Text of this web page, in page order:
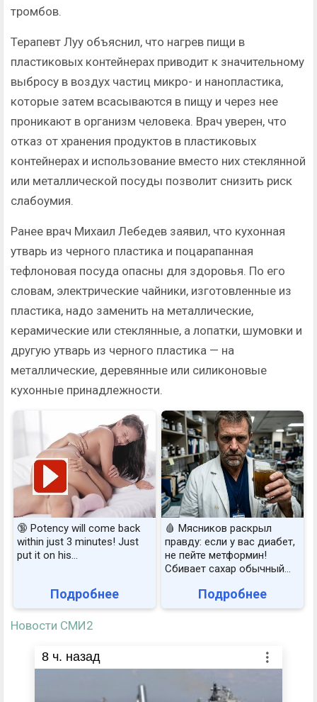
тромбов.
Терапевт Луу объяснил, что нагрев пищи в
пластиковых контейнерах приводит к значительному
выбросу в воздух частиц микро- и нанопластика,
которые затем всасываются в пищу и через нее
проникают в организм человека. Врач уверен, что
отказ от хранения продуктов в пластиковых
контейнерах и использование вместо них стеклянной
или металлической посуды позволит снизить риск
слабоумия.
Ранее врач Михаил Лебедев заявил, что кухонная
утварь из черного пластика и поцарапанная
тефлоновая посуда опасны для здоровья. По его
словам, электрические чайники, изготовленные из
пластика, надо заменить на металлические,
керамические или стеклянные, а лопатки, шумовки и
другую утварь из черного пластика — на
металлические, деревянные или силиконовые
кухонные принадлежности.
🔞 Potency will come back
within just 3 minutes! Just
put it on his…
Подробнее
🩸 Мясников раскрыл
правду: если у вас диабет,
не пейте метформин!
Сбивает сахар обычный...
Подробнее
Новости СМИ2
8 ч. назад